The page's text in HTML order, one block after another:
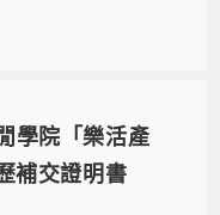
學院「樂活產
補交證明書